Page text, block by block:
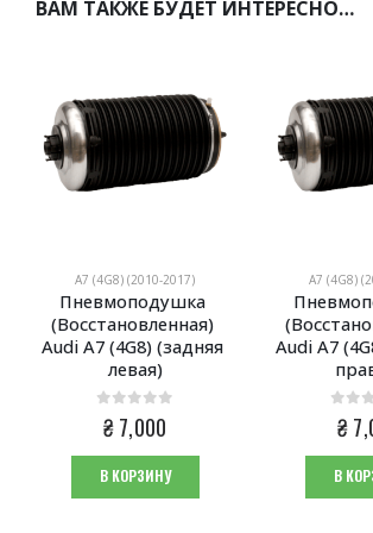
ВАМ ТАКЖЕ БУДЕТ ИНТЕРЕСНО…
A7 (4G8) (2010-2017)
Пневмоподушка
(Восстановленная)
Audi A7 (4G8) (задняя
левая)
0из 5
₴7,000
В КОРЗИНУ
A7 (4G8)
Audi A7
0из
₴
В